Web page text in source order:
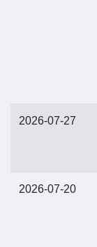
2026-07-27
2026-07-20